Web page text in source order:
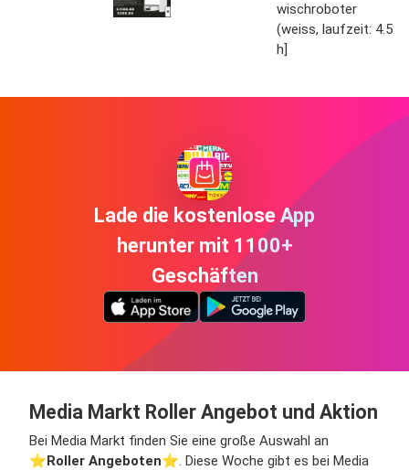
wischroboter
(weiss, laufzeit: 4.5
h]
Lade die kostenlose App
herunter mit 1100+
Geschäften
Media Markt Roller Angebot und Aktion
Bei Media Markt finden Sie eine große Auswahl an
⭐️Roller Angeboten⭐️. Diese Woche gibt es bei Media